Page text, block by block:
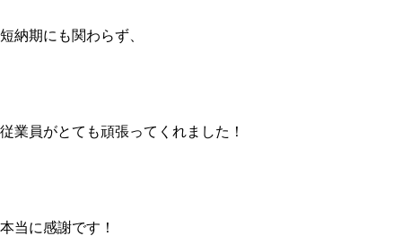
短納期にも関わらず、
従業員がとても頑張ってくれました！
本当に感謝です！